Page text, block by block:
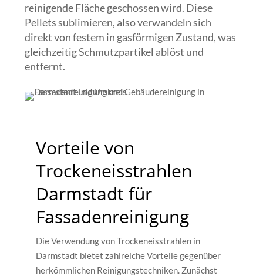
reinigende Fläche geschossen wird. Diese
Pellets sublimieren, also verwandeln sich
direkt von festem in gasförmigen Zustand, was
gleichzeitig Schmutzpartikel ablöst und
entfernt.
Vorteile von
Trockeneisstrahlen
Darmstadt für
Fassadenreinigung
Die Verwendung von Trockeneisstrahlen in
Darmstadt bietet zahlreiche Vorteile gegenüber
herkömmlichen Reinigungstechniken. Zunächst